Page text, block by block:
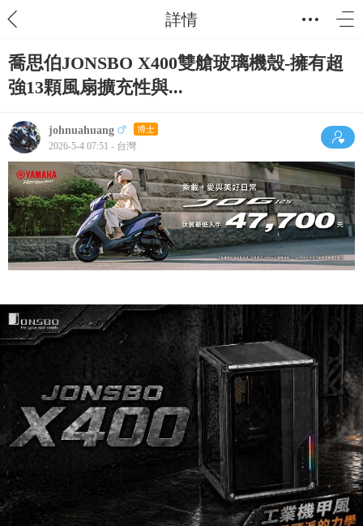
詳情
喬思伯JONSBO X400雙艙玻璃機殼-擁有超
強13顆風扇擴充性與...
johnuahuang 博士
2026-5-4 07:51 - 台灣